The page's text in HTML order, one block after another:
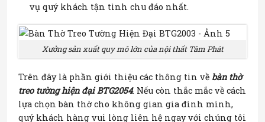
vụ quý khách tận tình chu đáo nhất.
Xưởng sản xuất quy mô lớn của nội thất Tâm Phát
Trên đây là phần giới thiệu các thông tin về bàn thờ
treo tường hiện đại BTG2054. Nếu còn thắc mắc về cách
lựa chọn bàn thờ cho không gian gia đình mình,
quý khách hàng vui lòng liên hệ ngay với chúng tôi